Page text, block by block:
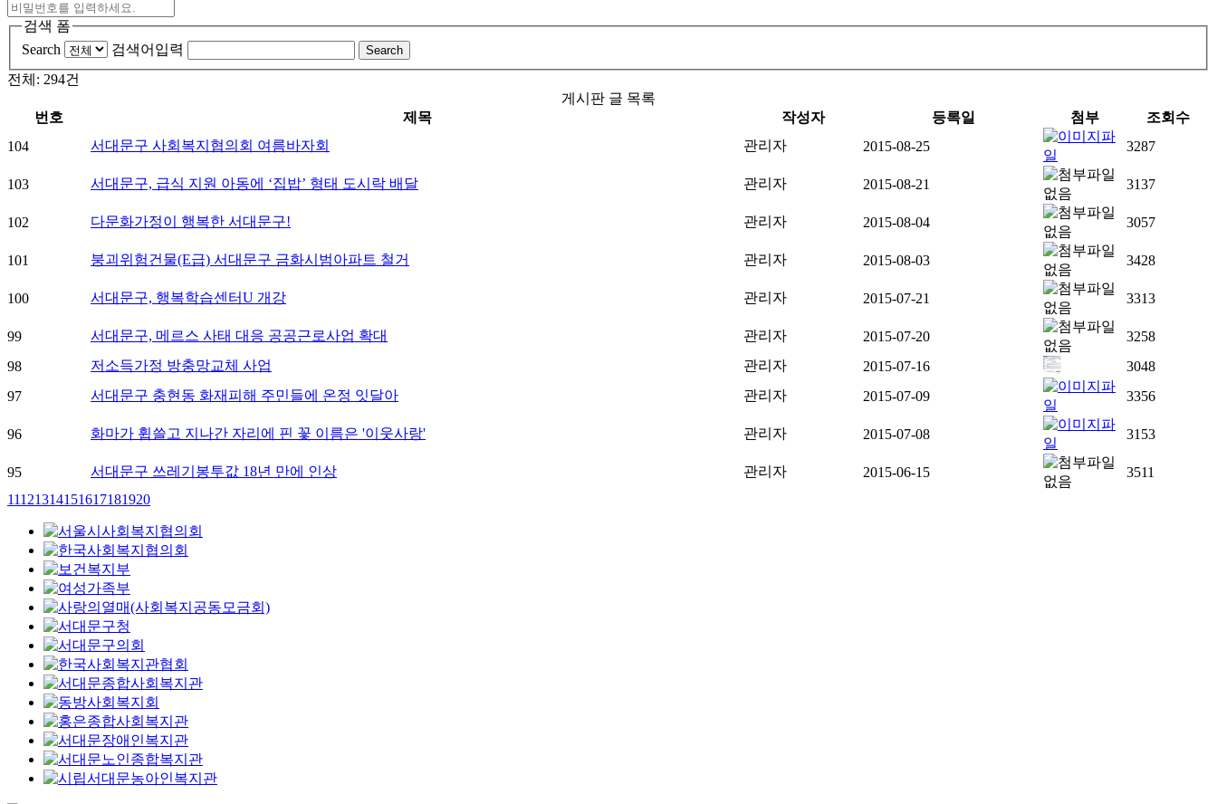
검색 폼
Search
검색어입력 Search
전체: 294건
게시판 글 목록
번호
제목 작성자 등록일 첨부
조회수
104
서대문구 사회복지협의회 여름바자회 관리자 2015-08-25 3287
103 서대문구, 급식 지원 아동에 ‘집밥’ 형태 도시락 배달 관리자 2015-08-21 3137
102 다문화가정이 행복한 서대문구! 관리자 2015-08-04 3057
101 붕괴위험건물(E급) 서대문구 금화시범아파트 철거 관리자 2015-08-03 3428
100 서대문구, 행복학습센터U 개강 관리자 2015-07-21 3313
99 서대문구, 메르스 사태 대응 공공근로사업 확대 관리자 2015-07-20
3258
98
저소득가정 방충망교체 사업 관리자 2015-07-16
3048
97
서대문구 충현동 화재피해 주민들에 온정 잇달아 관리자 2015-07-09 3356
96 화마가 휩쓸고 지나간 자리에 핀 꽃 이름은 '이웃사랑' 관리자 2015-07-08 3153
95 서대문구 쓰레기봉투값 18년 만에 인상 관리자 2015-06-15
3511
11121314151617181920